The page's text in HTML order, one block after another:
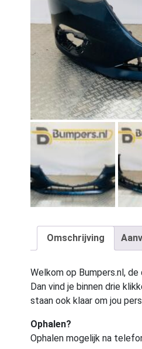
Omschrijving
Welkom op Bumpers.nl,
Dan vind je binnen drie
staan ook klaar om jou
Ophalen?
Ophalen mogelijk na